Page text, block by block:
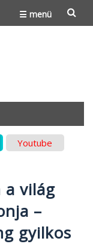
☰ menü
Youtube
a világ
–
gyilkos